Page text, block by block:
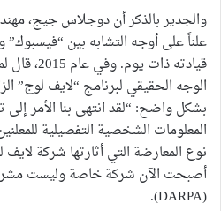
والجدير بالذكر أن دوجلاس جيج،
علناً على أوجه التشابه بين “فيسبوك”
قيادته ذات يوم. وفي عام 2015، قال لمجلة “
الوجه الحقيقي لبرنامج “لايف لوج”
بشكل واضح: “لقد انتهى بنا الأمر
المعلومات الشخصية التفصيلية
نوع المعارضة التي أثارتها شركة
أصبحت الآن شركة خاصة وليست
(DARPA).